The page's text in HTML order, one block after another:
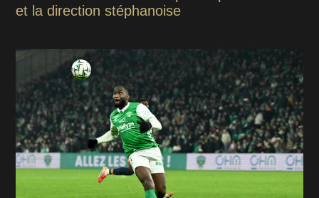
et la direction stéphanoise